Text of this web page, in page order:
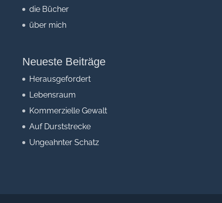
die Bücher
über mich
Neueste Beiträge
Herausgefordert
Lebensraum
Kommerzielle Gewalt
Auf Durststrecke
Ungeahnter Schatz